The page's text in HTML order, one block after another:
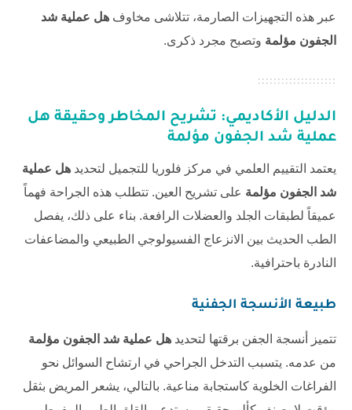
عبر هذه التجهيزات الصارمة، تتلاشى مخاوف هل عملية شد
الجفون مؤلمة وتصبح مجرد ذكرى.
الدليل الأكاديمي: تشريح المخاطر وحقيقة هل
عملية شد الجفون مؤلمة
يعتمد التقييم العلمي في مركز فلوريا للتجميل لتحديد هل عملية
شد الجفون مؤلمة على تشريح العين. تتطلب هذه الجراحة فهماً
عميقاً لطبقات الجلد والعضلات الرافعة. بناء على ذلك، يفصل
الطب الحديث بين الانزعاج الفسيولوجي الطبيعي والمضاعفات
النادرة باحترافية.
طبيعة الأنسجة الجفنية
تتميز أنسجة الجفن برقتها لتحديد هل عملية شد الجفون مؤلمة
من عدمه. يتسبب التدخل الجراحي في ارتشاح السوائل نحو
الفراغات الخلوية كاستجابة مناعية. بالتالي، يشعر المريض بثقل